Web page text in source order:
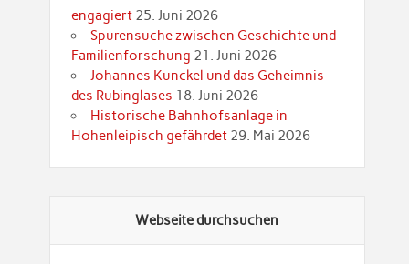
engagiert 25. Juni 2026
Spurensuche zwischen Geschichte und
Familienforschung 21. Juni 2026
Johannes Kunckel und das Geheimnis
des Rubinglases 18. Juni 2026
Historische Bahnhofsanlage in
Hohenleipisch gefährdet 29. Mai 2026
Webseite durchsuchen